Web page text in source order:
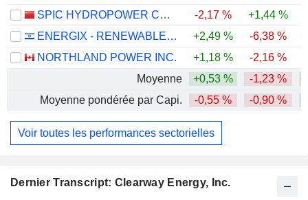
Dernier Transcript: Clearway Energy, Inc.
SPIC HYDROPOWER CO., LTD.
-2,17 % +1,44 %
ENERGIX - RENEWABLE ENERGIES LTD.
+2,49 % -6,38 %
NORTHLAND POWER INC.
+1,18 % -2,16 %
Moyenne
+0,53 % -1,23 %
Moyenne pondérée par Capi.
-0,55 % -0,90 %
Voir toutes les performances sectorielles